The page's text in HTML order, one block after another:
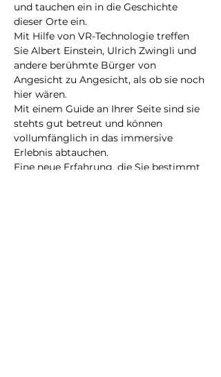
und tauchen ein in die Geschichte
dieser Orte ein.
Mit Hilfe von VR-Technologie treffen
Sie Albert Einstein, Ulrich Zwingli und
andere berühmte Bürger von
Angesicht zu Angesicht, als ob sie noch
hier wären.
Mit einem Guide an Ihrer Seite sind sie
stehts gut betreut und können
vollumfänglich in das immersive
Erlebnis abtauchen.
Eine neue Erfahrung, die Sie bestimmt